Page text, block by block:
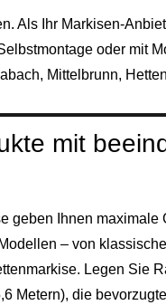
Als Ihr
oder mit
Mittelbrunn,
mit
geben Ihnen maximale
– von
Legen Sie
Metern), die